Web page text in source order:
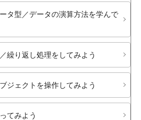
タ型／データの​演算方​法を​学んで​
繰り返し処理を​してみよう
ジェクトを​操作してみよう
てみよう